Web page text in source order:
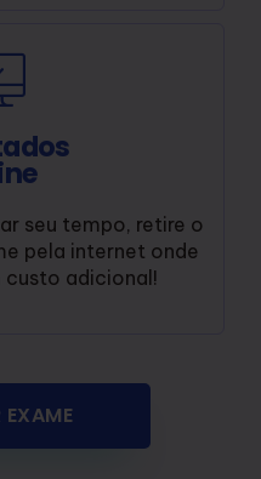
seu tempo, retire o
pela internet onde
custo adicional!
EXAME